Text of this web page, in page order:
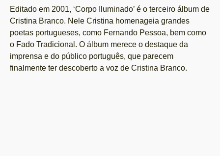
Editado em 2001, ‘Corpo Iluminado’ é o terceiro álbum de
Cristina Branco. Nele Cristina homenageia grandes
poetas portugueses, como Fernando Pessoa, bem como
o Fado Tradicional. O álbum merece o destaque da
imprensa e do público português, que parecem
finalmente ter descoberto a voz de Cristina Branco.